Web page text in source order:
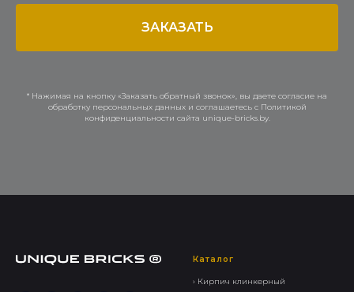
ЗАКАЗАТЬ
* Нажимая на кнопку «Заказать обратный звонок», вы даете согласие на
обработку персональных данных и соглашаетесь c Политикой
конфиденциальности сайта unique-bricks.by.
Каталог
› Кирпич клинкерный